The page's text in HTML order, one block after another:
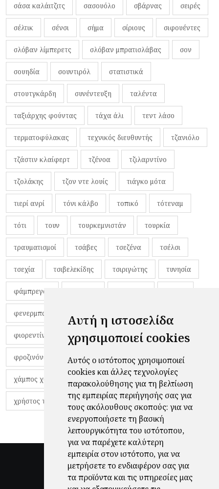
Αυτή η ιστοσελίδα
χρησιμοποιεί cookies
Αυτός ο ιστότοπος χρησιμοποιεί
cookies και άλλες τεχνολογίες
παρακολούθησης για τη βελτίωση
της εμπειρίας περιήγησής σας για
τους ακόλουθους σκοπούς: για να
ενεργοποιήσετε τη βασική
λειτουργικότητα του ιστότοπου,
για να παρέχετε καλύτερη
εμπειρία στον ιστότοπο,για να
μετρήσετε το ενδιαφέρον σας για
τα προϊόντα και τις υπηρεσίες μας
σάσα καλάιτζιτς σασουόλο σβάρνας σειρές
σέλτικ σένσι σήμα σίριους σιφουέντες
σλόβαν λίμπερετς σλόβαν μπρατισλάβας σον
σουηδία σουντιρόλ στατιστικά
στουτγκάρδη συνέντευξη ταλέντα
ταξιάρχης φούντας τάχα άλι τεντ λάσο
τερματοφύλακας τεχνικός διευθυντής τζανιόλο
τζάστιν κλαίφερτ τζένοα τζιλαρντίνο
τζολάκης τζον ντε λουίς τιάγκο μότα
τιερί ανρί τόνι κάλβο τοπικό τότεναμ
τότι τουν τουρκεμνιστάν τουρκία
τραυματισμοί τσάβες τσεζένα τσέλσι
τσεχία τσιβελεκίδης τσιριγώτης τυνησία
φάμπρεγας
φενερμπαχτσέ φερνάντο τόρες φίλαθλοι
φιορεντίνα φιρμίνο φρανκ ντε μπουρ
φροζινόνε φωκικός χαβίτο
χάμπος χαραλάμπους χάρι πότερ
χρήστος τζόλης